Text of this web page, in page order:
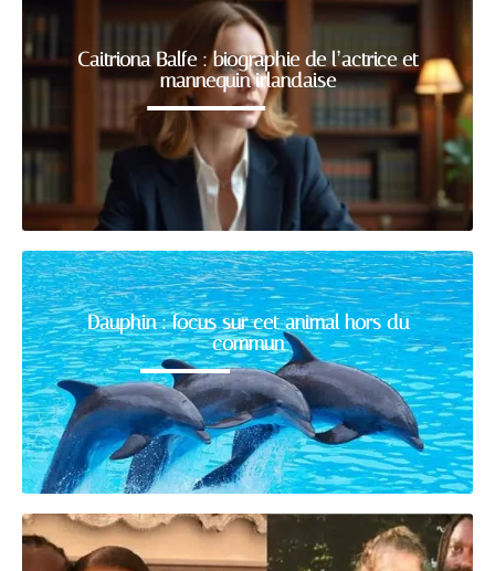
Caitriona Balfe : biographie de l’actrice et
mannequin irlandaise
Dauphin : focus sur cet animal hors du
commun